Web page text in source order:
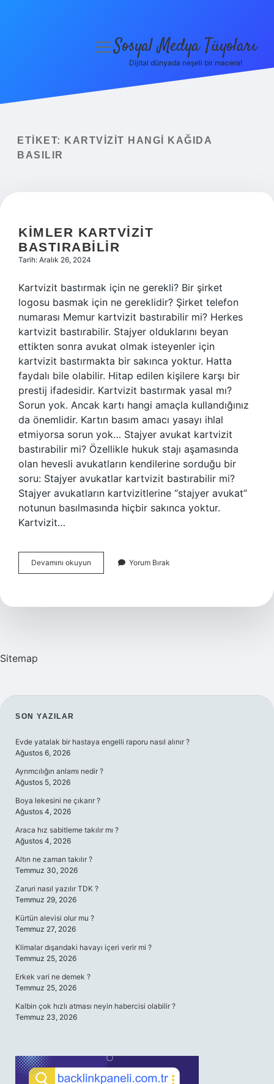
Yasal Uyarı
menüyüSosyal Medya Tüyoları
Dijital dünyada neşeli bir macera!
ETIKET:
KARTVIZIT HANGI KAĞIDA
BASILIR
KIMLER KARTVIZIT
BASTIRABILIR
Tarih: Aralık 26, 2024
Kartvizit bastırmak için ne gerekli? Bir şirket
logosu basmak için ne gereklidir? Şirket telefon
numarası Memur kartvizit bastırabilir mi? Herkes
kartvizit bastırabilir. Stajyer olduklarını beyan
ettikten sonra avukat olmak isteyenler için
kartvizit bastırmakta bir sakınca yoktur. Hatta
faydalı bile olabilir. Hitap edilen kişilere karşı bir
prestij ifadesidir. Kartvizit bastırmak yasal mı?
Sorun yok. Ancak kartı hangi amaçla kullandığınız
da önemlidir. Kartın basım amacı yasayı ihlal
etmiyorsa sorun yok… Stajyer avukat kartvizit
bastırabilir mi? Özellikle hukuk stajı aşamasında
olan hevesli avukatların kendilerine sorduğu bir
soru: Stajyer avukatlar kartvizit bastırabilir mi?
Stajyer avukatların kartvizitlerine “stajyer avukat”
notunun basılmasında hiçbir sakınca yoktur.
Kartvizit…
Devamını okuyun
Kartvizit
Yorum Bırak
Sitemap
SIDEBAR
SON YAZILAR
Evde yatalak bir hastaya engelli raporu nasıl alınır ?
Ağustos 6, 2026
Ayrımcılığın anlamı nedir ?
Ağustos 5, 2026
Boya lekesini ne çıkarır ?
Ağustos 4, 2026
Araca hız sabitleme takılır mı ?
Ağustos 4, 2026
Altın ne zaman takılır ?
Temmuz 30, 2026
Zaruri nasıl yazılır TDK ?
Temmuz 29, 2026
Kürtün alevisi olur mu ?
Temmuz 27, 2026
Klimalar dışarıdaki havayı içeri verir mi ?
Temmuz 25, 2026
Erkek vari ne demek ?
Temmuz 25, 2026
Kalbin çok hızlı atması neyin habercisi olabilir ?
Temmuz 23, 2026